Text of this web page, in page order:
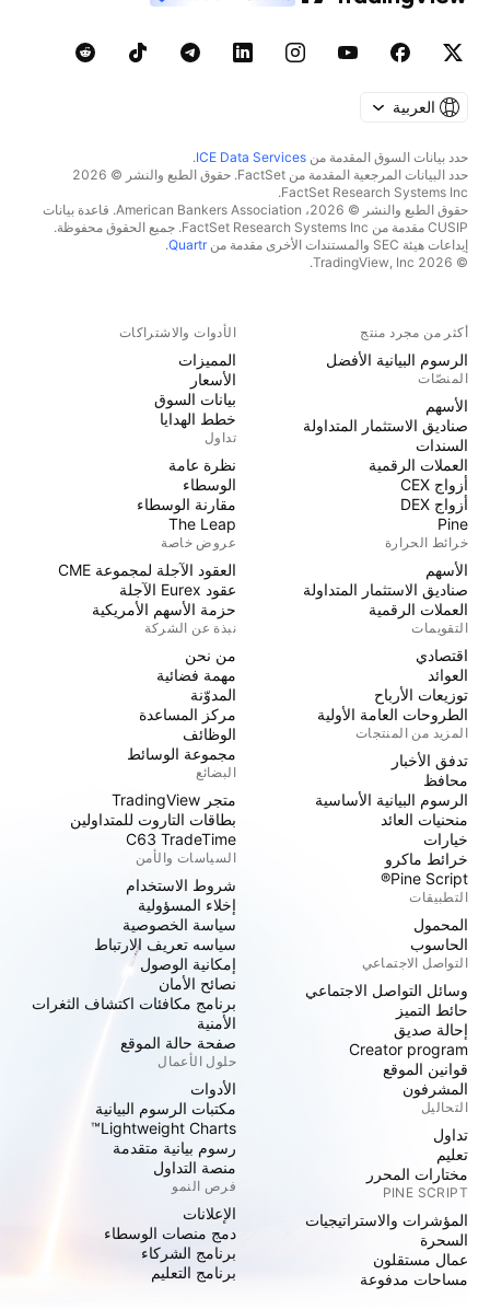
العربية
حدد بيانات السوق المقدمة من ICE Data Services
.
حدد البيانات المرجعية المقدمة من FactSet. حقوق الطبع والنشر © 2026
FactSet Research Systems Inc.
حقوق الطبع والنشر © 2026، American Bankers Association. قاعدة بيانات
CUSIP مقدمة من FactSet Research Systems Inc. جميع الحقوق محفوظة.
إيداعات هيئة SEC والمستندات الأخرى مقدمة من
Quartr
.
© 2026 TradingView, Inc.
أكثر من مجرد منتج
الرسوم البيانية الأفضل
المنصّات
الأسهم
صناديق الاستثمار المتداولة
السندات
العملات الرقمية
أزواج CEX
أزواج DEX
Pine
خرائط الحرارة
الأسهم
صناديق الاستثمار المتداولة
العملات الرقمية
التقويمات
اقتصادي
العوائد
توزيعات الأرباح
الطروحات العامة الأولية
المزيد من المنتجات
تدفق الأخبار
محافظ
الرسوم البيانية الأساسية
منحنيات العائد
خيارات
خرائط ماكرو
Pine Script®
التطبيقات
المحمول
الحاسوب
التواصل الاجتماعي
وسائل التواصل الاجتماعي
حائط التميز
إحالة صديق
Creator program
قوانين الموقع
المشرفون
التحاليل
تداول
تعليم
مختارات المحرر
PINE SCRIPT
المؤشرات والاستراتيجيات
السحرة
عمال مستقلون
مساحات مدفوعة
الأدوات والاشتراكات
المميزات
الأسعار
بيانات السوق
خطط الهدايا
تداول
نظرة عامة
الوسطاء
مقارنة الوسطاء
The Leap
عروض خاصة
العقود الآجلة لمجموعة CME
عقود Eurex الآجلة
حزمة الأسهم الأمريكية
نبذة عن الشركة
من نحن
مهمة فضائية
المدوّنة
مركز المساعدة
الوظائف
مجموعة الوسائط
البضائع
متجر TradingView
بطاقات التاروت للمتداولين
C63 TradeTime
السياسات والأمن
شروط الاستخدام
إخلاء المسؤولية
سياسة الخصوصية
سياسه تعريف الارتباط
إمكانية الوصول
نصائح الأمان
برنامج مكافئات اكتشاف الثغرات
الأمنية
صفحة حالة الموقع
حلول الأعمال
الأدوات
مكتبات الرسوم البيانية
Lightweight Charts™
رسوم بيانية متقدمة
منصة التداول
فرص النمو
الإعلانات
دمج منصات الوسطاء
برنامج الشركاء
برنامج التعليم